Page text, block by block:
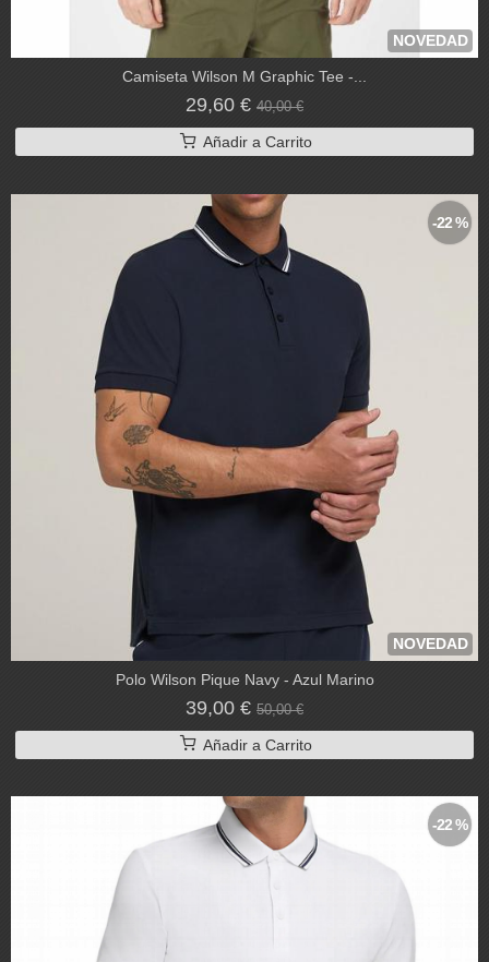
NOVEDAD
Camiseta Wilson M Graphic Tee -...
29,60 € 40,00 €
Añadir a Carrito
NOVEDAD
-22 %
Polo Wilson Pique Navy - Azul Marino
39,00 € 50,00 €
Añadir a Carrito
-22 %